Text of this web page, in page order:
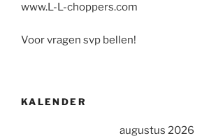
www.L-L-choppers.com
Voor vragen svp bellen!
KALENDER
augustus 2026